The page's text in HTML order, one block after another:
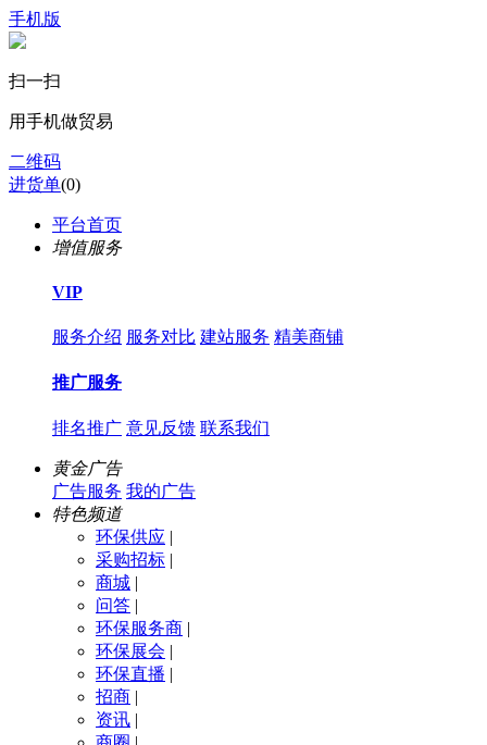
手机版
扫一扫
用手机做贸易
二维码
进货单(0)
平台首页
增值服务
VIP
服务介绍 服务对比 建站服务 精美商铺
推广服务
排名推广 意见反馈 联系我们
黄金广告
广告服务 我的广告
特色频道
环保供应 |
采购招标 |
商城 |
问答 |
环保服务商 |
环保展会 |
环保直播 |
招商 |
资讯 |